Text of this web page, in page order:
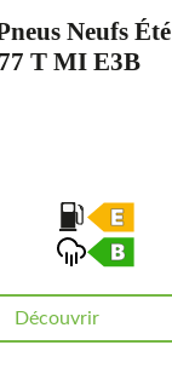
Neufs Été
T MI E3B
Découvrir